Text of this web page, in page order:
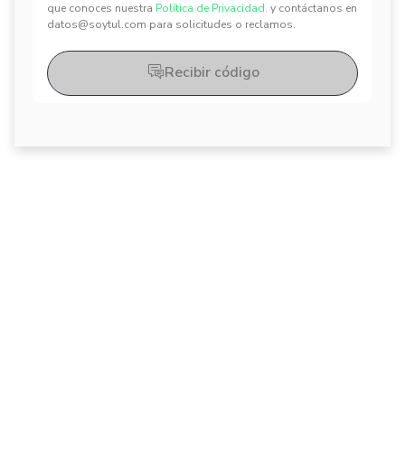
que conoces nuestra Política de Privacidad. y contáctanos en
datos@soytul.com para solicitudes o reclamos.
Recibir código